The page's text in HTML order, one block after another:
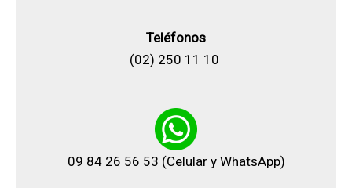
Teléfonos
(02) 250 11 10
09 84 26 56 53 (Celular y WhatsApp)